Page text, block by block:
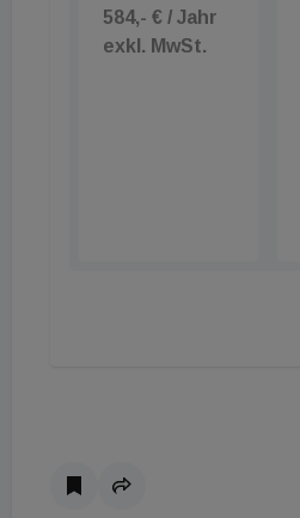
584,- € / Jahr
exkl. MwSt.